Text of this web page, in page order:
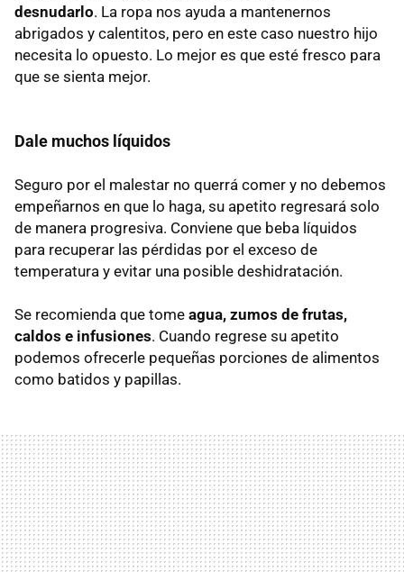
desnudarlo. La ropa nos ayuda a mantenernos
abrigados y calentitos, pero en este caso nuestro hijo
necesita lo opuesto. Lo mejor es que esté fresco para
que se sienta mejor.
Dale muchos líquidos
Seguro por el malestar no querrá comer y no debemos
empeñarnos en que lo haga, su apetito regresará solo
de manera progresiva. Conviene que beba líquidos
para recuperar las pérdidas por el exceso de
temperatura y evitar una posible deshidratación.
Se recomienda que tome agua, zumos de frutas,
caldos e infusiones. Cuando regrese su apetito
podemos ofrecerle pequeñas porciones de alimentos
como batidos y papillas.